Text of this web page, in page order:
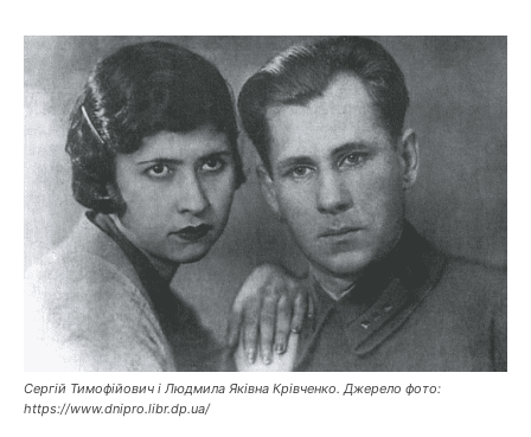
Сергій Тимофійович і Людмила Яківна Крівченко. Джерело фото:
https://www.dnipro.libr.dp.ua/